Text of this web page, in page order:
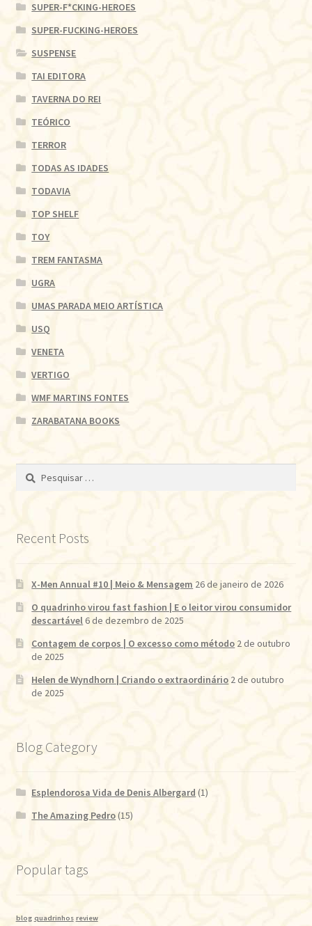
SUPER-F*CKING-HEROES
SUPER-FUCKING-HEROES
SUSPENSE
TAI EDITORA
TAVERNA DO REI
TEÓRICO
TERROR
TODAS AS IDADES
TODAVIA
TOP SHELF
TOY
TREM FANTASMA
UGRA
UMAS PARADA MEIO ARTÍSTICA
USQ
VENETA
VERTIGO
WMF MARTINS FONTES
ZARABATANA BOOKS
Pesquisar
Recent Posts
X-Men Annual #10 | Meio & Mensagem 26 de janeiro de 2026
O quadrinho virou fast fashion | E o leitor virou consumidor
descartável6 de dezembro de 2025
Contagem de corpos | O excesso como método 2 de outubro
de 2025
Helen de Wyndhorn | Criando o extraordinário 2 de outubro
de 2025
Blog Category
Esplendorosa Vida de Denis Albergard (1)
The Amazing Pedro(15)
Popular tags
blog quadrinhos review